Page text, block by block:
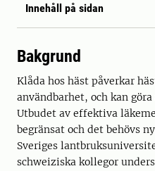
Innehåll på sidan
Bakgrund
Klåda hos häst påverkar
användbarhet, och kan
Utbudet av effektiva
begränsat och det behövs
Sveriges
schweiziska kollegor